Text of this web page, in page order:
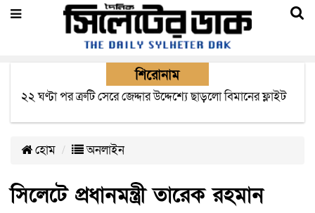
শিরোনাম
বাংলাদেশে এসে মার্কিন দূতের ভারতের হাই কমিশনারের সাথে
হোম অনলাইন
সিলেটে প্রধানমন্ত্রী তারেক রহমান